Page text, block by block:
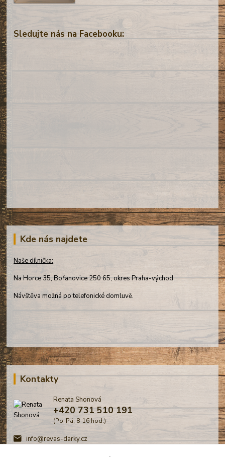
Sledujte nás na Facebooku:
Kde nás najdete
Naše dílnička:
Na Horce 35, Bořanovice 250 65, okres Praha-východ
Návštěva možná po telefonické domluvě.
Kontakty
Renata Shonová
+420 731 510 191
(Po-Pá, 8-16 hod.)
info@revas-darky.cz